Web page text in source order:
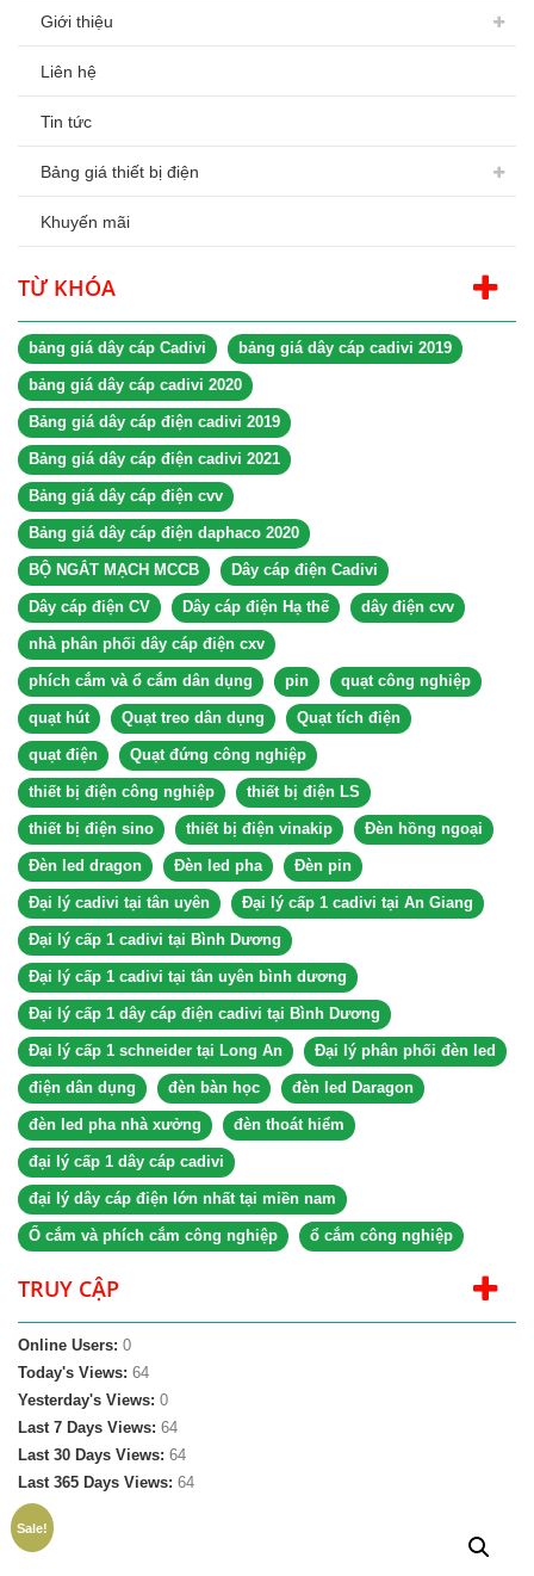
Giới thiệu
Liên hệ
Tin tức
Bảng giá thiết bị điện
Khuyến mãi
TỪ KHÓA
bảng giá dây cáp Cadivi bảng giá dây cáp cadivi 2019
bảng giá dây cáp cadivi 2020
Bảng giá dây cáp điện cadivi 2019
Bảng giá dây cáp điện cadivi 2021
Bảng giá dây cáp điện cvv
Bảng giá dây cáp điện daphaco 2020
BỘ NGẮT MẠCH MCCB Dây cáp điện Cadivi
Dây cáp điện CV Dây cáp điện Hạ thế dây điện cvv
nhà phân phối dây cáp điện cxv
phích cắm và ổ cắm dân dụng pin quạt công nghiệp
quạt hút Quạt treo dân dụng Quạt tích điện
quạt điện Quạt đứng công nghiệp
thiết bị điện công nghiệp thiết bị điện LS
thiết bị điện sino thiết bị điện vinakip Đèn hồng ngoại
Đèn led dragon Đèn led pha Đèn pin
Đại lý cadivi tại tân uyên Đại lý cấp 1 cadivi tại An Giang
Đại lý cấp 1 cadivi tại Bình Dương
Đại lý cấp 1 cadivi tại tân uyên bình dương
Đại lý cấp 1 dây cáp điện cadivi tại Bình Dương
Đại lý cấp 1 schneider tại Long An Đại lý phân phối đèn led
điện dân dụng đèn bàn học đèn led Daragon
đèn led pha nhà xưởng đèn thoát hiểm
đại lý cấp 1 dây cáp cadivi
đại lý dây cáp điện lớn nhất tại miền nam
Ổ cắm và phích cắm công nghiệp ổ cắm công nghiệp
TRUY CẬP
Online Users: 0
Today's Views: 64
Yesterday's Views: 0
Last 7 Days Views: 64
Last 30 Days Views: 64
Last 365 Days Views: 64
Sale!